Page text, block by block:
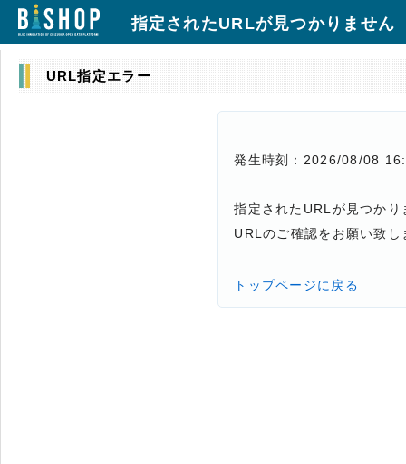
指定されたURLが見つかりません
URL指定エラー
発生時刻：2026/08/08
指定されたURLが見つかり
URLのご確認をお願い致し
トップページに戻る